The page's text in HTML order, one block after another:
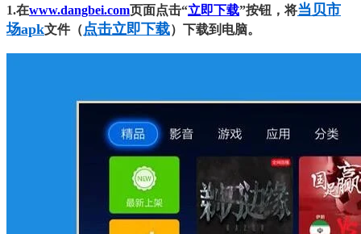
1.在www.dangbei.com页面点击“立即下载”按钮，将当贝市
场apk文件（点击立即下载）下载到电脑。